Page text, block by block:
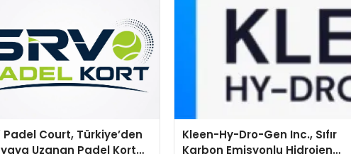
Padel Court, Türkiye’den
Uzanan Padel Kort
Kleen-Hy-Dro-Gen Inc., Sıfır
Karbon Emisyonlu Hidrojen